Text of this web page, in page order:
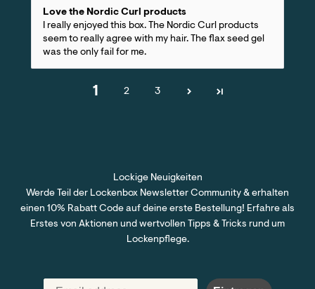
Love the Nordic Curl products
I really enjoyed this box. The Nordic Curl products
seem to really agree with my hair. The flax seed gel
was the only fail for me.
1 2 3
Lockige Neuigkeiten
Werde Teil der Lockenbox Newsletter Community & erhalten
einen 10% Rabatt Code auf deine erste Bestellung! Erfahre als
Erstes von Aktionen und wertvollen Tipps & Tricks rund um
Lockenpflege.